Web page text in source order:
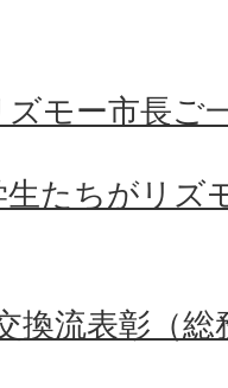
ズモー市長ご
生たちがリズ
換流表彰（総